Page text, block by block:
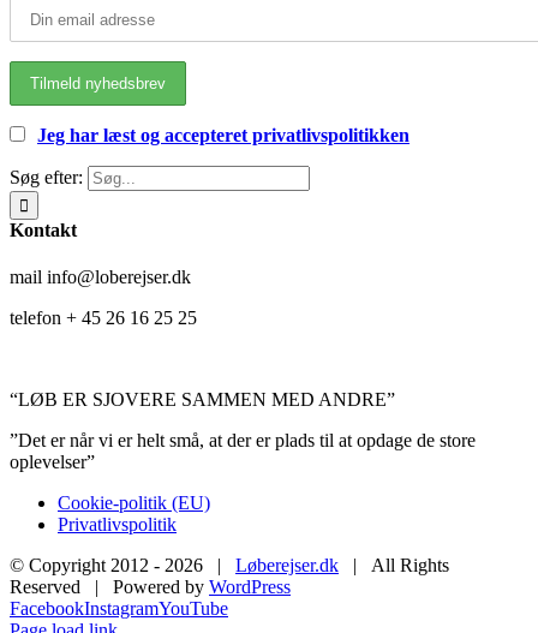
Jeg har læst og accepteret privatlivspolitikken
Søg efter:
Kontakt
mail info@loberejser.dk
telefon + 45 26 16 25 25
“LØB ER SJOVERE SAMMEN MED ANDRE”
”Det er når vi er helt små, at der er plads til at opdage de store
oplevelser”
Cookie-politik (EU)
Privatlivspolitik
© Copyright 2012 - 2026 | Løberejser.dk | All Rights
Reserved | Powered by WordPress
FacebookInstagramYouTube